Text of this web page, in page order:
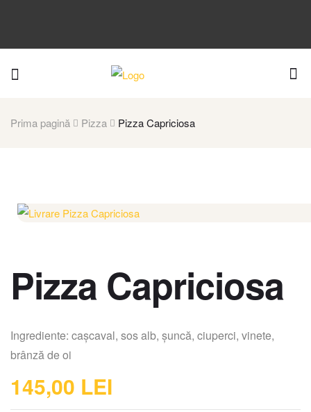
Prima pagină Pizza Pizza Capriciosa
Pizza Capriciosa
Ingrediente: cașcaval, sos alb, șuncă, ciuperci, vinete,
brânză de oi
145,00 LEI